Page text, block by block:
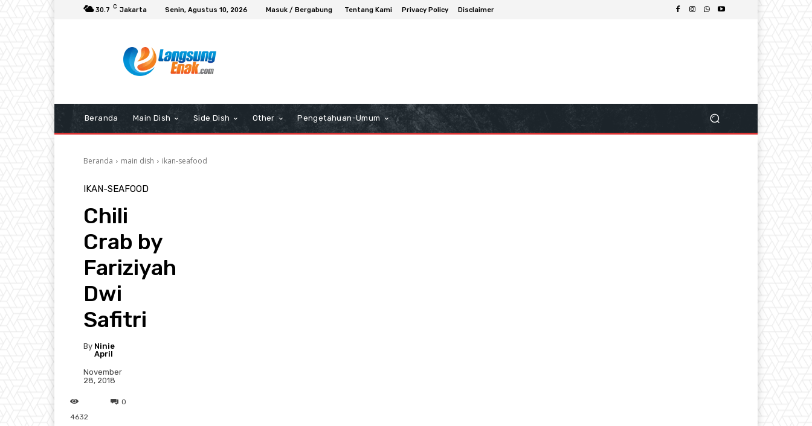
30.7 C Jakarta Senin, Agustus 10, 2026 Masuk / Bergabung Tentang Kami Privacy Policy Disclaimer
Beranda Main Dish Side Dish Other Pengetahuan-Umum
Beranda main dish ikan-seafood
IKAN-SEAFOOD
Chili
Crab by
Fariziyah
Dwi
Safitri
By Ninie
April
November
28, 2018
0
4632